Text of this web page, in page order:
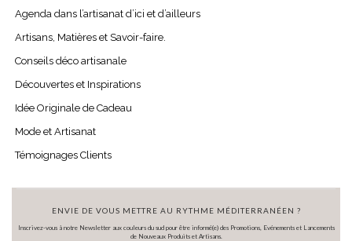
Agenda dans l’artisanat d’ici et d’ailleurs
Artisans, Matières et Savoir-faire.
Conseils déco artisanale
Découvertes et Inspirations
Idée Originale de Cadeau
Mode et Artisanat
Témoignages Clients
ENVIE DE VOUS METTRE AU RYTHME MÉDITERRANÉEN ?
Inscrivez-vous à notre Newsletter aux couleurs du sud pour être informé(e) des Promotions, Evénements et Lancements
de Nouveaux Produits et Artisans.